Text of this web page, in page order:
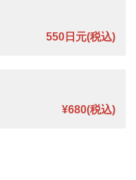
550日元(税込)
¥680(税込)